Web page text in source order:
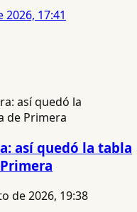
17:41
así quedó la tabla
de 2026, 19:38